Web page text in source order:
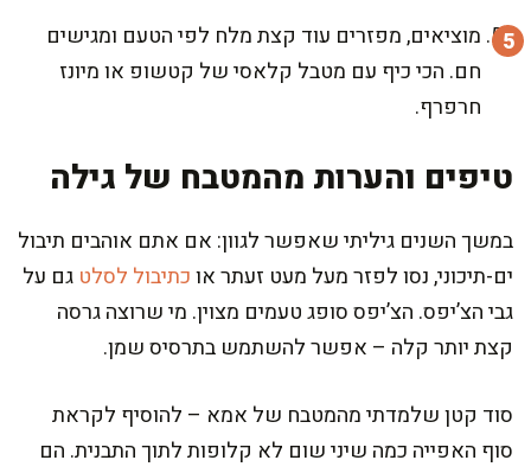
מוציאים, מפזרים עוד קצת מלח לפי הטעם ומגישים
חם. הכי כיף עם מטבל קלאסי של קטשופ או מיונז
חרפרף.
טיפים והערות מהמטבח של גילה
במשך השנים גיליתי שאפשר לגוון: אם אתם אוהבים תיבול
ים-תיכוני, נסו לפזר מעל מעט זעתר אוכתיבול לסלט גם על
גבי הצ’יפס. הצ’יפס סופג טעמים מצוין. מי שרוצה גרסה
קצת יותר קלה – אפשר להשתמש בתרסיס שמן.
סוד קטן שלמדתי מהמטבח של אמא – להוסיף לקראת
סוף האפייה כמה שיני שום לא קלופות לתוך התבנית. הם